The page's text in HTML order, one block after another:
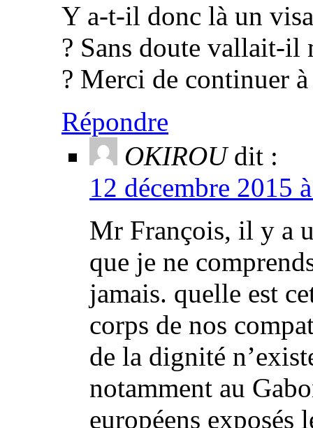
Y a-t-il donc là un
? Sans doute vallait-il
? Merci de continuer
Répondre
OKIROU dit :
12 décembre 2015
Mr François, il y a
que je ne
jamais. quelle est
corps de nos
de la dignité
notamment au
européens exposés